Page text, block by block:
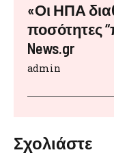
«Οι ΗΠΑ
ποσότητες
News.gr
admin
Σχολιάστε